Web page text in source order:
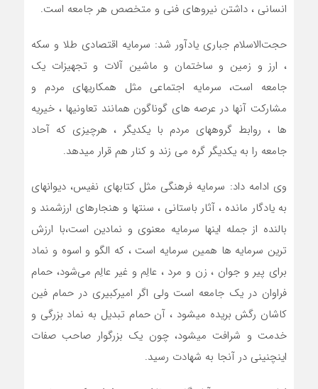
انسانی ، داشتن نیروهای فنی و متخصص هر جامعه است.
حجت‌الاسلام جباری یادآور شد: سرمایه اقتصادی طلا و سکه
، ارز و زمین و ساختمان و ماشین آلات و تجهیزات یک
جامعه است، سرمایه اجتماعی مثل همکاریهای مردم و
مشارکت آنها در عرصه های گوناگون همانند تعاونیها ، خیریه
ها ، روابط گروههای مردم با یکدیگر ، هرچیزی که آحاد
جامعه را به یکدیگر گره می زند و کنار هم قرار میدهد.
وی ادامه داد: سرمایه فرهنگی مثل کتابهای نفیس، دیوانهای
به یادگار مانده ، آثار باستانی ، سنتها و هنجارهای ارزشمند و
بالنده از جمله اینها سرمایه معنوی و نمادین است،با ارزش
ترین سرمایه ها همین سرمایه است ، که الگو و اسوه و نماد
برای پیر و جوان ، زن و مرد ، عالِم و غیر عالِم می‌شود، حمام
فراوان در یک جامعه است ولی اگر امیرکبیری در حمام فین
کاشان رگش بریده میشود ، آن حمام تبدیل به نماد بزرگی و
خدمت و شرافت میشود، چون یک بزرگوار صاحب صفات
اینچنینی در آنجا به شهادت رسید.